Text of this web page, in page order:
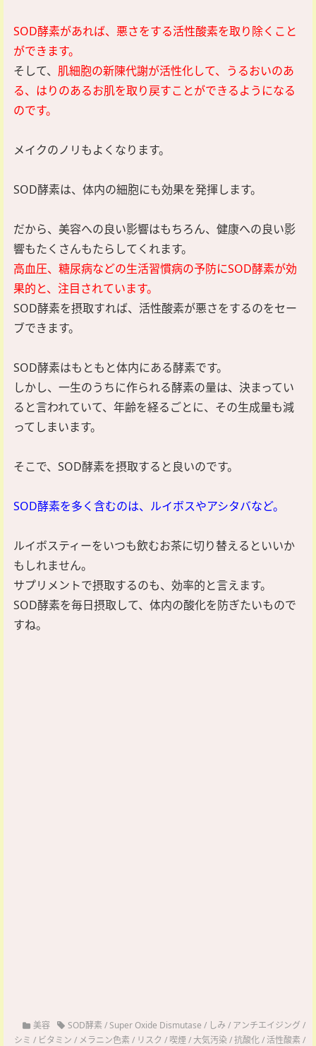
SOD酵素があれば、悪さをする活性酸素を取り除くこと
ができます。
そして、 肌細胞の新陳代謝が活性化して、うるおいのあ
る、はりのあるお肌を取り戻すことができるようになる
のです。
メイクのノリもよくなります。
SOD酵素は、体内の細胞にも効果を発揮します。
だから、美容への良い影響はもちろん、健康への良い影
響もたくさんもたらしてくれます。
高血圧、糖尿病などの生活習慣病の予防にSOD酵素が効
果的と、注目されています。
SOD酵素を摂取すれば、活性酸素が悪さをするのをセー
ブできます。
SOD酵素はもともと体内にある酵素です。
しかし、一生のうちに作られる酵素の量は、決まってい
ると言われていて、年齢を経るごとに、その生成量も減
ってしまいます。
そこで、SOD酵素を摂取すると良いのです。
SOD酵素を多く含むのは、ルイボスやアシタバなど。
ルイボスティーをいつも飲むお茶に切り替えるといいか
もしれません。
サプリメントで摂取するのも、効率的と言えます。
SOD酵素を毎日摂取して、体内の酸化を防ぎたいもので
すね。
美容 SOD酵素 /Super Oxide Dismutase / しみ / アンチエイジング /
シミ / ビタミン / メラニン色素 / リスク / 喫煙/ 大気汚染/抗酸化/ 活性酸素 /